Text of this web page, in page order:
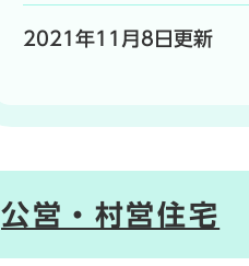
2021年11月8日更新
公営・村営住宅